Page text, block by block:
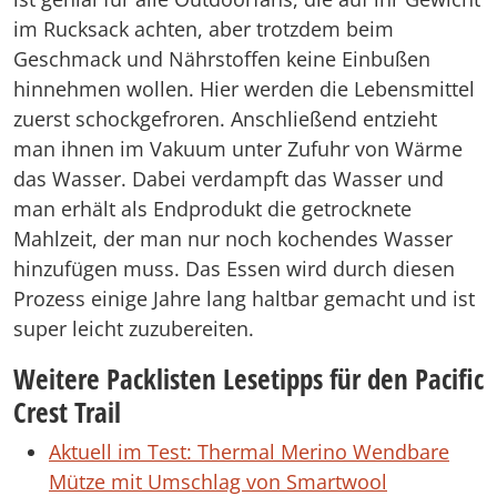
im Rucksack achten, aber trotzdem beim
Geschmack und Nährstoffen keine Einbußen
hinnehmen wollen. Hier werden die Lebensmittel
zuerst schockgefroren. Anschließend entzieht
man ihnen im Vakuum unter Zufuhr von Wärme
das Wasser. Dabei verdampft das Wasser und
man erhält als Endprodukt die getrocknete
Mahlzeit, der man nur noch kochendes Wasser
hinzufügen muss. Das Essen wird durch diesen
Prozess einige Jahre lang haltbar gemacht und ist
super leicht zuzubereiten.
Weitere Packlisten Lesetipps für den Pacific
Crest Trail
Aktuell im Test: Thermal Merino Wendbare
Mütze mit Umschlag von Smartwool